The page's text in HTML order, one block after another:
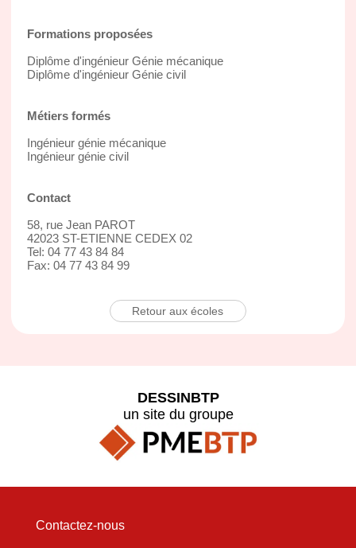
Formations proposées
Diplôme d'ingénieur Génie mécanique
Diplôme d'ingénieur Génie civil
Métiers formés
Ingénieur génie mécanique
Ingénieur génie civil
Contact
58, rue Jean PAROT
42023 ST-ETIENNE CEDEX 02
Tel: 04 77 43 84 84
Fax: 04 77 43 84 99
Retour aux écoles
DESSINBTP
un site du groupe
Contactez-nous